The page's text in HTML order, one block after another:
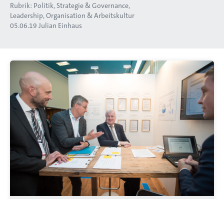
Rubrik: Politik, Strategie & Governance
Leadership, Organisation & Arbeitskultur
05.06.19 Julian Einhaus